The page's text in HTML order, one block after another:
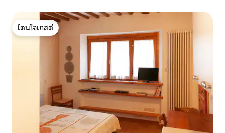
โดนใจเกสต์
โดนใจเกสต์